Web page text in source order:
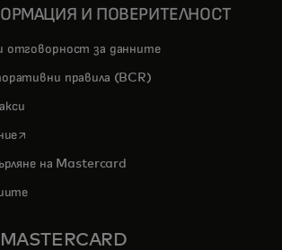
И ПОВЕРИТЕЛНОСТ
отговорност за данните
правила (BCR)
opens in a new tab
на Mastercard